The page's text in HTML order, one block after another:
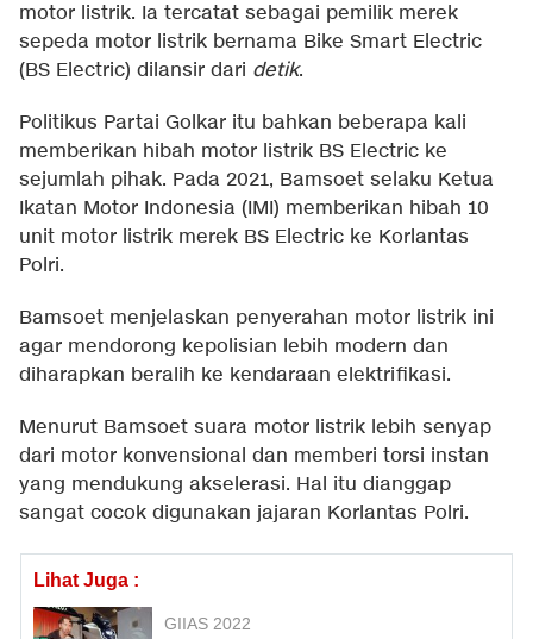
motor listrik. Ia tercatat sebagai pemilik merek
sepeda motor listrik bernama Bike Smart Electric
(BS Electric) dilansir dari detik.
Politikus Partai Golkar itu bahkan beberapa kali
memberikan hibah motor listrik BS Electric ke
sejumlah pihak. Pada 2021, Bamsoet selaku Ketua
Ikatan Motor Indonesia (IMI) memberikan hibah 10
unit motor listrik merek BS Electric ke Korlantas
Polri.
Bamsoet menjelaskan penyerahan motor listrik ini
agar mendorong kepolisian lebih modern dan
diharapkan beralih ke kendaraan elektrifikasi.
Menurut Bamsoet suara motor listrik lebih senyap
dari motor konvensional dan memberi torsi instan
yang mendukung akselerasi. Hal itu dianggap
sangat cocok digunakan jajaran Korlantas Polri.
Lihat Juga :
GIIAS 2022